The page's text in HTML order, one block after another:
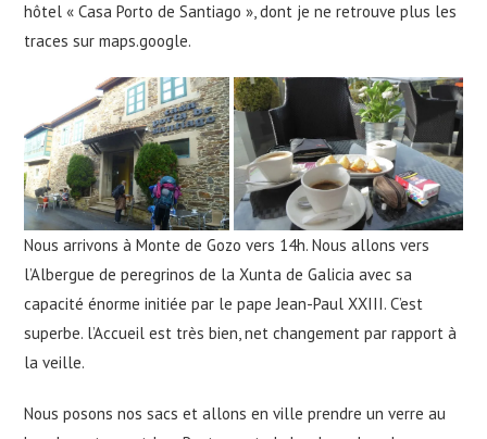
hôtel « Casa Porto de Santiago », dont je ne retrouve plus les
traces sur maps.google.
Nous arrivons à Monte de Gozo vers 14h. Nous allons vers
l’Albergue de peregrinos de la Xunta de Galicia avec sa
capacité énorme initiée par le pape Jean-Paul XXIII. C’est
superbe. l’Accueil est très bien, net changement par rapport à
la veille.
Nous posons nos sacs et allons en ville prendre un verre au